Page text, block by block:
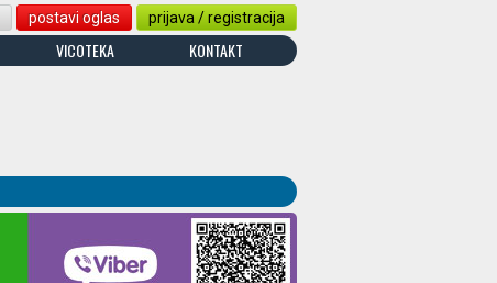
postavi oglas prijava / registracija
VICOTEKA KONTAKT